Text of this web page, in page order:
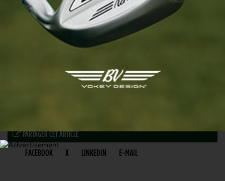
PARTAGER CET ARTICLE
FACEBOOK X LINKEDIN E-MAIL